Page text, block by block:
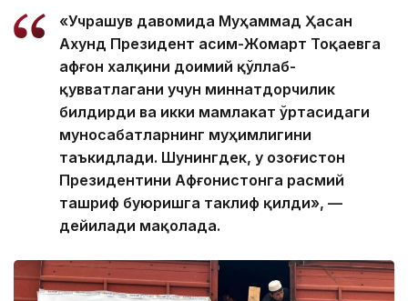
«Учрашув давомида Муҳаммад Ҳасан
Ахунд Президент Қасим-Жомарт Тоқаевга
афғон халқини доимий қўллаб-
қувватлагани учун миннатдорчилик
билдирди ва икки мамлакат ўртасидаги
муносабатларнинг муҳимлигини
таъкидлади. Шунингдек, у Қозоғистон
Президентини Афғонистонга расмий
ташриф буюришга таклиф қилди», —
дейилади мақолада.